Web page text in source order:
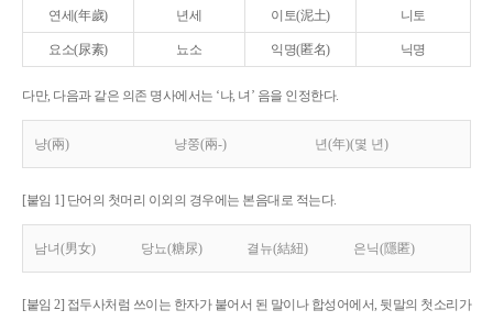
연세(年歲) 년세 이토(泥土) 니토
요소(尿素) 뇨소 익명(匿名) 닉명
다만, 다음과 같은 의존 명사에서는 ‘냐, 녀’ 음을 인정한다.
냥(兩) 냥쭝(兩-) 년(年)(몇 년)
[붙임 1] 단어의 첫머리 이외의 경우에는 본음대로 적는다.
남녀(男女) 당뇨(糖尿) 결뉴(結紐) 은닉(隱匿)
[붙임 2] 접두사처럼 쓰이는 한자가 붙어서 된 말이나 합성어에서, 뒷말의 첫소리가